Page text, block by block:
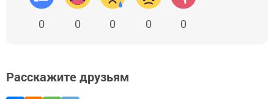
0 0 0 0 0
Расскажите друзьям